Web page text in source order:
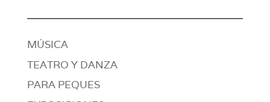
MÚSICA
TEATRO Y DANZA
PARA PEQUES